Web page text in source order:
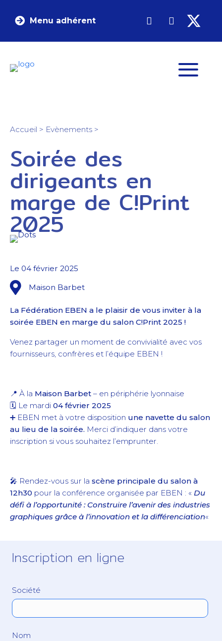
Menu adhérent
Accueil > Evènements >
Soirée des
dirigeants en
marge de C!Print
2025
Le 04 février 2025
Maison Barbet
La Fédération EBEN a le plaisir de vous inviter à la
soirée EBEN en marge du salon C!Print 2025 !
Venez partager un moment de convivialité avec vos
fournisseurs, confrères et l’équipe EBEN !
📍 À la Maison Barbet – en périphérie lyonnaise
🗓️ Le mardi 04 février 2025
➕ EBEN met à votre disposition une navette du salon
au lieu de la soirée. Merci d’indiquer dans votre
inscription si vous souhaitez l’emprunter.
🎤 Rendez-vous sur la scène principale du salon à
12h30 pour la conférence organisée par EBEN : « Du
défi à l’opportunité : Construire l’avenir des industries
graphiques grâce à l’innovation et la différenciation«
Inscription en ligne
Société
Nom